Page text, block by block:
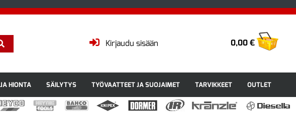
0,00 €
Kirjaudu sisään
HIONTA SÄILYTYS TYÖVAATTEET JA SUOJAIMET TARVIKKEET OUTLET